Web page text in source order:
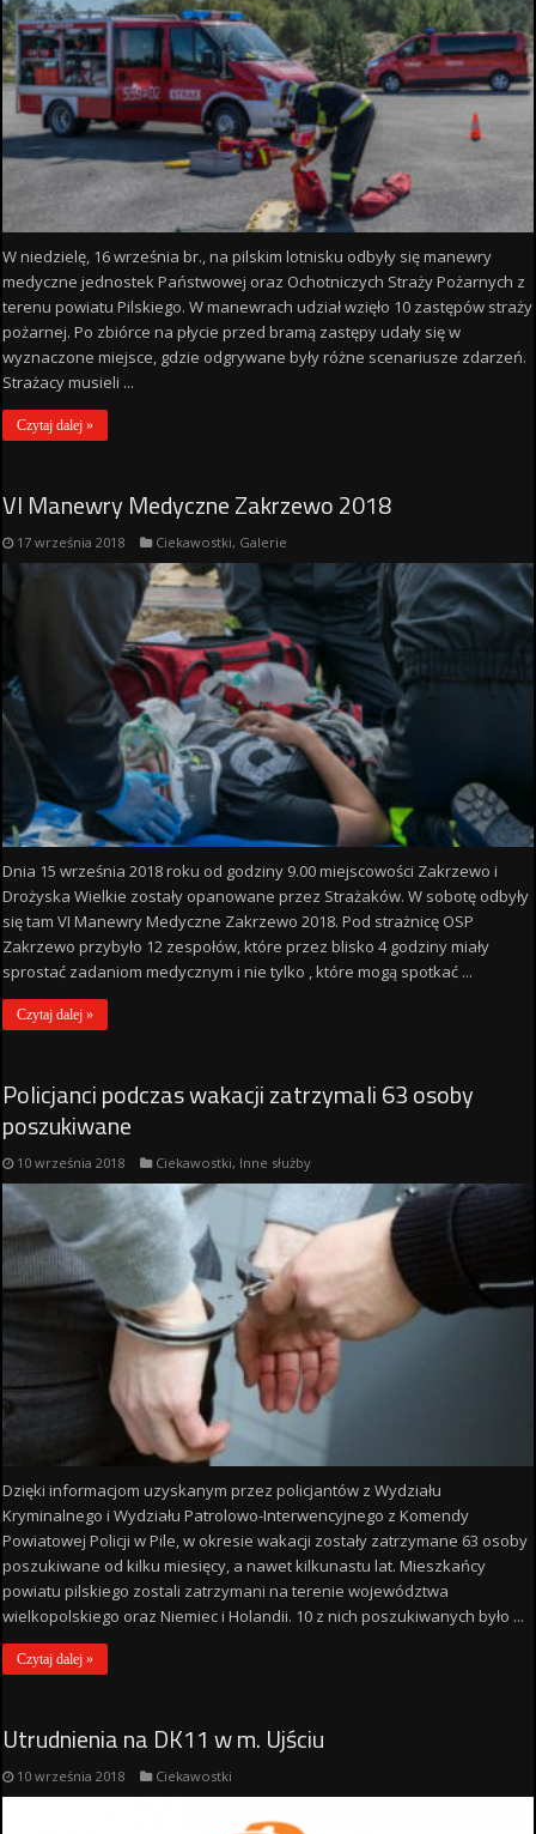
W niedzielę, 16 września br., na pilskim lotnisku odbyły się manewry
medyczne jednostek Państwowej oraz Ochotniczych Straży Pożarnych z
terenu powiatu Pilskiego. W manewrach udział wzięło 10 zastępów straży
pożarnej. Po zbiórce na płycie przed bramą zastępy udały się w
wyznaczone miejsce, gdzie odgrywane były różne scenariusze zdarzeń.
Strażacy musieli ...
Czytaj dalej »
VI Manewry Medyczne Zakrzewo 2018
17 września 2018 Ciekawostki, Galerie
Dnia 15 września 2018 roku od godziny 9.00 miejscowości Zakrzewo i
Drożyska Wielkie zostały opanowane przez Strażaków. W sobotę odbyły
się tam VI Manewry Medyczne Zakrzewo 2018. Pod strażnicę OSP
Zakrzewo przybyło 12 zespołów, które przez blisko 4 godziny miały
sprostać zadaniom medycznym i nie tylko , które mogą spotkać ...
Czytaj dalej »
Policjanci podczas wakacji zatrzymali 63 osoby
poszukiwane
10 września 2018 Ciekawostki, Inne służby
Dzięki informacjom uzyskanym przez policjantów z Wydziału
Kryminalnego i Wydziału Patrolowo-Interwencyjnego z Komendy
Powiatowej Policji w Pile, w okresie wakacji zostały zatrzymane 63 osoby
poszukiwane od kilku miesięcy, a nawet kilkunastu lat. Mieszkańcy
powiatu pilskiego zostali zatrzymani na terenie województwa
wielkopolskiego oraz Niemiec i Holandii. 10 z nich poszukiwanych było ...
Czytaj dalej »
Utrudnienia na DK11 w m. Ujściu
10 września 2018 Ciekawostki